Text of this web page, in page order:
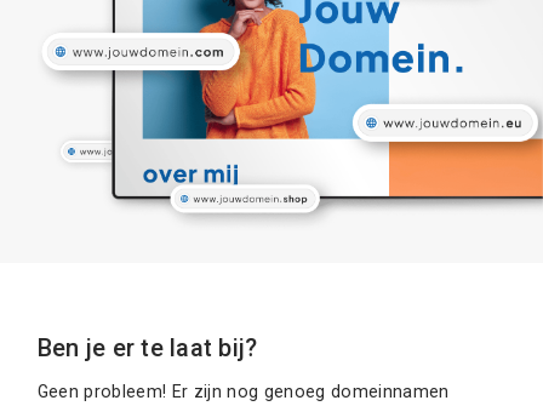
Ben je er te laat bij?
Geen probleem! Er zijn nog genoeg domeinnamen